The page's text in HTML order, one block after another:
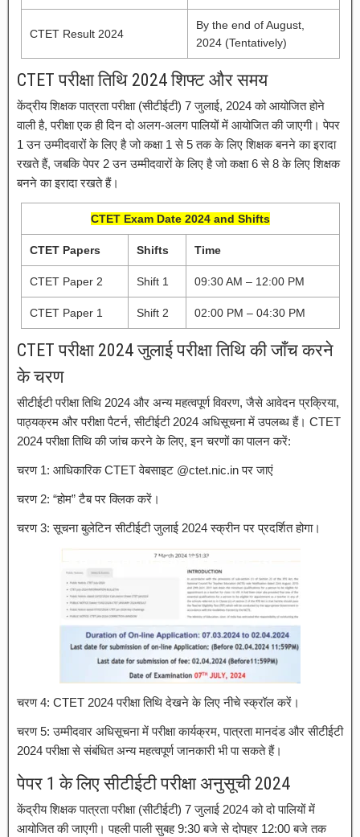
CTET Result 2024
By the end of August,
2024 (Tentatively)
CTET परीक्षा तिथि 2024 शिफ्ट और समय
केंद्रीय शिक्षक पात्रता परीक्षा (सीटीईटी) 7 जुलाई, 2024 को आयोजित होने
वाली है, परीक्षा एक ही दिन दो अलग-अलग पालियों में आयोजित की जाएगी। पेपर
1 उन उम्मीदवारों के लिए है जो कक्षा 1 से 5 तक के लिए शिक्षक बनने का इरादा
रखते हैं, जबकि पेपर 2 उन उम्मीदवारों के लिए है जो कक्षा 6 से 8 के लिए शिक्षक
बनने का इरादा रखते हैं।
CTET Exam Date 2024 and Shifts
CTET Papers Shifts Time
CTET Paper 2 Shift 1 09:30 AM – 12:00 PM
CTET Paper 1 Shift 2 02:00 PM – 04:30 PM
CTET परीक्षा 2024 जुलाई परीक्षा तिथि की जाँच करने
के चरण
सीटीईटी परीक्षा तिथि 2024 और अन्य महत्वपूर्ण विवरण, जैसे आवेदन प्रक्रिया,
पाठ्यक्रम और परीक्षा पैटर्न, सीटीईटी 2024 अधिसूचना में उपलब्ध हैं। CTET
2024 परीक्षा तिथि की जांच करने के लिए, इन चरणों का पालन करें:
चरण 1: आधिकारिक CTET वेबसाइट @ctet.nic.in पर जाएं
चरण 2: “होम” टैब पर क्लिक करें।
चरण 3: सूचना बुलेटिन सीटीईटी जुलाई 2024 स्क्रीन पर प्रदर्शित होगा।
चरण 4: CTET 2024 परीक्षा तिथि देखने के लिए नीचे स्क्रॉल करें।
चरण 5: उम्मीदवार अधिसूचना में परीक्षा कार्यक्रम, पात्रता मानदंड और सीटीईटी
2024 परीक्षा से संबंधित अन्य महत्वपूर्ण जानकारी भी पा सकते हैं।
पेपर 1 के लिए सीटीईटी परीक्षा अनुसूची 2024
केंद्रीय शिक्षक पात्रता परीक्षा (सीटीईटी) 7 जुलाई 2024 को दो पालियों में
आयोजित की जाएगी। पहली पाली सुबह 9:30 बजे से दोपहर 12:00 बजे तक